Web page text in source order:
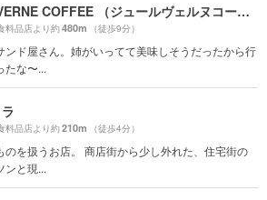
JULES VERNE COFFEE （ジュールヴェルヌコーヒー）
料品店より約480m （徒歩9分）
ンド屋さん。姉がいってて美味しそうだったから行
たな〜...
料品店より約210m （徒歩4分）
のを扱うお店。 商店街から少し外れた、住宅街の
ンと現...